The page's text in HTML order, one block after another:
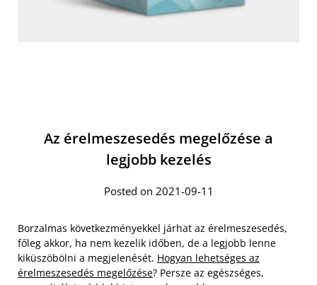
Az érelmeszesedés megelőzése a
legjobb kezelés
Posted on 2021-09-11
Borzalmas következményekkel járhat az érelmeszesedés,
főleg akkor, ha nem kezelik időben, de a legjobb lenne
kiküszöbölni a megjelenését. Hogyan lehetséges az
érelmeszesedés megelőzése? Persze az egészséges,